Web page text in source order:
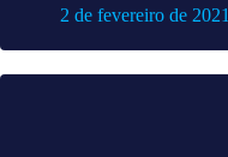
2 de fevereiro de 2021